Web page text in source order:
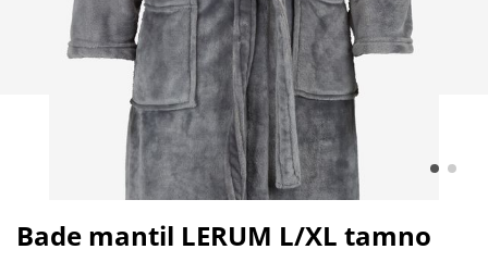
Bade mantil LERUM L/XL tamno